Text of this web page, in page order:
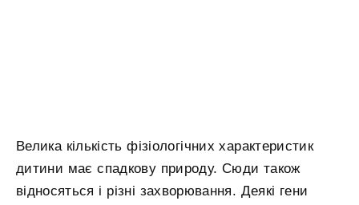
Велика кількість фізіологічних характеристик
дитини має спадкову природу. Сюди також
відносяться і різні захворювання. Деякі гени